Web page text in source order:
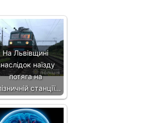
На Львівщині
наїзду
потяга на
станції…